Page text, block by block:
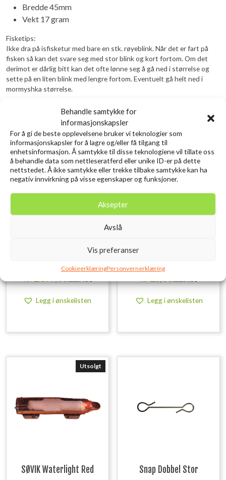
Behandle samtykke for
informasjonskapsler
For å gi de beste opplevelsene bruker vi teknologier som
informasjonskapsler for å lagre og/eller få tilgang til
enhetsinformasjon. Å samtykke til disse teknologiene vil tillate oss
å behandle data som nettleseratferd eller unike ID-er på dette
nettstedet. Å ikke samtykke eller trekke tilbake samtykke kan ha
negativ innvirkning på visse egenskaper og funksjoner.
Aksepter
Avslå
Vis preferanser
CookieerklæringPersonvernerklæring
Bredde 45mm
Vekt 17 gram
Fisketips:
Ikke dra på isfisketur med bare en stk. røyeblink. Når det er fart på
fisken så kan det svare seg med stor blink og kort fortom. Om det
derimot er dårlig bitt kan det ofte lønne seg å gå ned i størrelse og
sette på en liten blink med lengre fortom. Eventuelt gå helt ned i
mormyshka størrelse.
Relaterte produkter
Ryggsekk 35 L
Legg i ønskelisten
Borysich Lokkemeitekrok
#12
Legg i ønskelisten
Utsolgt
SØVIK Waterlight Red Snap Dobbel Stor